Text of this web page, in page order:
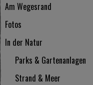
Am Wegesrand
Fotos
In der Natur
Parks & Gartenanlagen
Strand & Meer